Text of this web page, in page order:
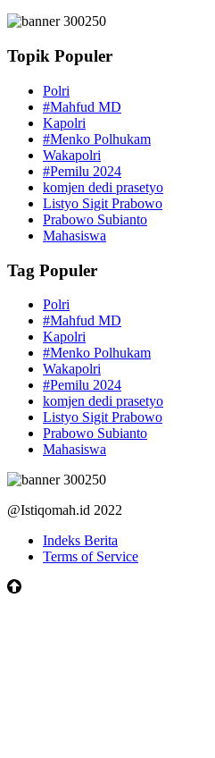
Topik Populer
Polri
#Mahfud MD
Kapolri
#Menko Polhukam
Wakapolri
#Pemilu 2024
komjen dedi prasetyo
Listyo Sigit Prabowo
Prabowo Subianto
Mahasiswa
Tag Populer
Polri
#Mahfud MD
Kapolri
#Menko Polhukam
Wakapolri
#Pemilu 2024
komjen dedi prasetyo
Listyo Sigit Prabowo
Prabowo Subianto
Mahasiswa
@Istiqomah.id 2022
Indeks Berita
Terms of Service